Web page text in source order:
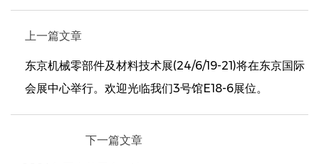
上一篇文章
东京机械零部件及材料技术展(24/6/19-21)将在东京国际
会展中心举行。欢迎光临我们3号馆E18-6展位。
下一篇文章